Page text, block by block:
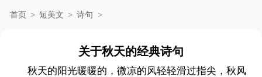
首页 > 短美文 > 诗句 >
关于秋天的经典诗句
秋天的阳光暖暖的，微凉的风轻轻滑过指尖，秋风